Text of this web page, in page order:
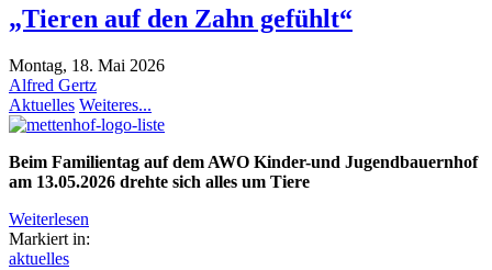
„Tieren auf den Zahn gefühlt“
Montag, 18. Mai 2026
Alfred Gertz
Aktuelles Weiteres...
Beim Familientag auf dem AWO Kinder-und Jugendbauernhof
am 13.05.2026 drehte sich alles um Tiere
Weiterlesen
Markiert in:
aktuelles